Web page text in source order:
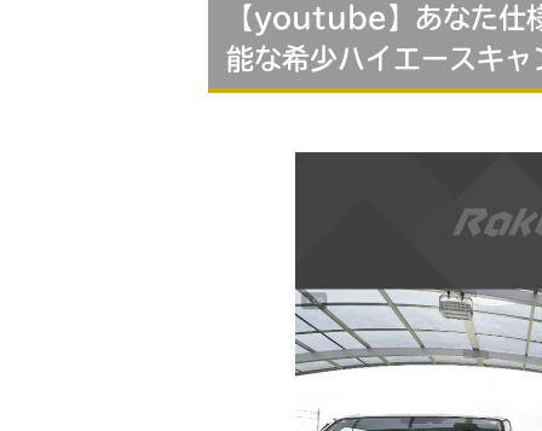
【youtube】あなた仕
能な希少ハイエースキャ